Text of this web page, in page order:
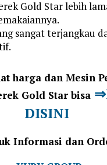
Gold Star lebih
sangat terjangkau
harga dan Mesin
Gold Star bisa
DISINI
Informasi dan